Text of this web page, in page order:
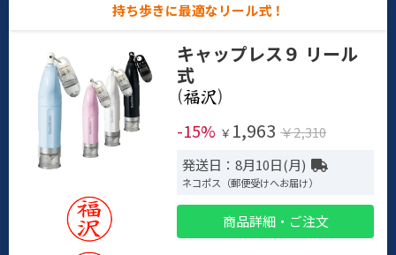
持ち歩きに最適なリール式！
キャップレス９ リール
式
(
)
-15% ￥ 1,963 ￥2,310
発送日：8月10日(月)
ネコポス（郵便受けへお届け）
商品詳細・ご注文